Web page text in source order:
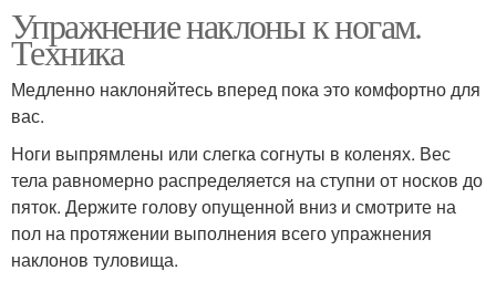
Упражнение наклоны к ногам.
Техника
Медленно наклоняйтесь вперед пока это комфортно для
вас.
Ноги выпрямлены или слегка согнуты в коленях. Вес
тела равномерно распределяется на ступни от носков до
пяток. Держите голову опущенной вниз и смотрите на
пол на протяжении выполнения всего упражнения
наклонов туловища.